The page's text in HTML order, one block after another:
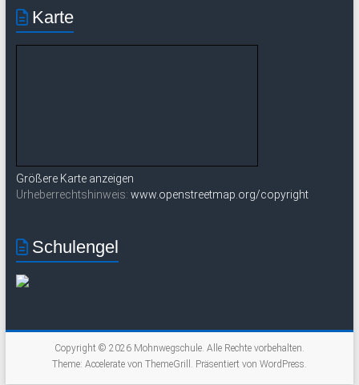
Karte
Größere Karte anzeigen
Urheberrechtshinweis: www.openstreetmap.org/copyright
Schulengel
Copyright © 2026 Mohnwegschule. Alle Rechte vorbehalten.
Theme: Acceleratevon ThemeGrill. Präsentiert von WordPress.